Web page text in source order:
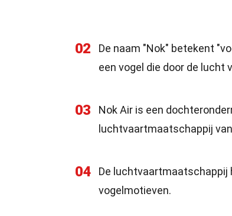
02
De naam "Nok" betekent
een vogel die door de lucht
03
Nok Air is een
luchtvaartmaatschappij
04
De luchtvaartmaatschappij
vogelmotieven.